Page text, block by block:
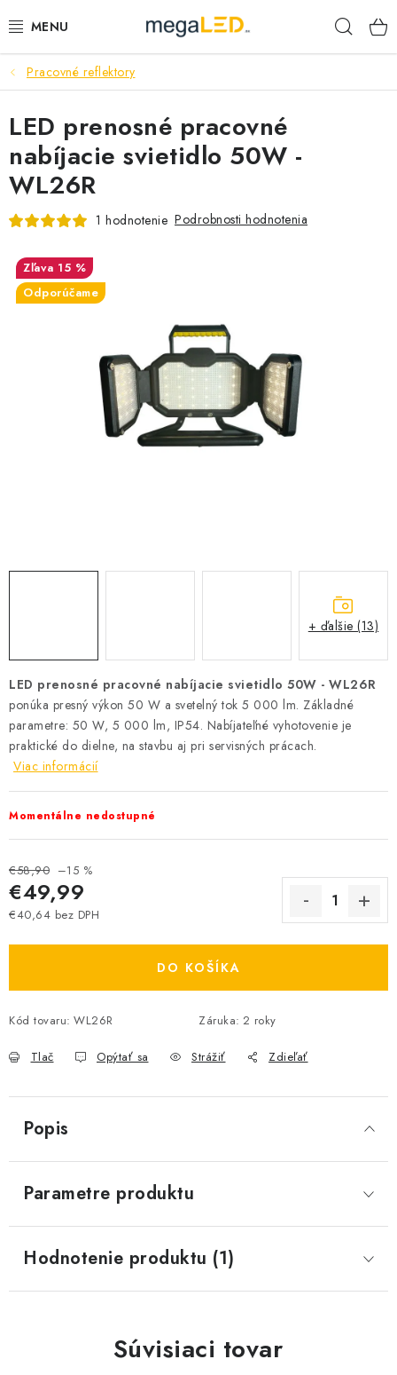
na
PRIEMYSEL
SVIETIDLÁ
ŽIAROVKY A TRUBICE
PRACOVNÉ SVIETIDLÁ
ELEKTROMATERIÁL
VENTILÁTORY
SAMSUNG SVIETIDLÁ
SOLÁRNE SYSTÉMY
SEZÓNNE VÝPREDAJE POĽNOPOTREBY
Reklamácie a formulár na odstúpenie od zmluvy
Obchodné podmienky
Podmienky ochrany osobných údajov
O nás - MEGALED & JANTON Zákamenné
Zľavy pre profíkov
Pracovné reflektory
LED prenosné pracovné nabíjacie svietidlo 50W - WL26R
ponúka presný výkon 50 W a svetelný tok 5 000 lm. Základné
parametre: 50 W, 5 000 lm, IP54. Nabíjateľné vyhotovenie je
praktické do dielne, na stavbu aj pri servisných prácach.
Viac informácií
Momentálne nedostupné
€58,90 –15 %
€49,99
€40,64 bez DPH
DO KOŠÍKA
Kód tovaru: WL26R Záruka: 2 roky
Tlač Opýtať sa Strážiť Zdieľať
LED prenosné pracovné
nabíjacie svietidlo 50W -
WL26R
1 hodnotenie Podrobnosti hodnotenia
15 %
Odporúčame
+ ďalšie (13)
Popis
Parametre produktu
Hodnotenie produktu (1)
Súvisiaci tovar